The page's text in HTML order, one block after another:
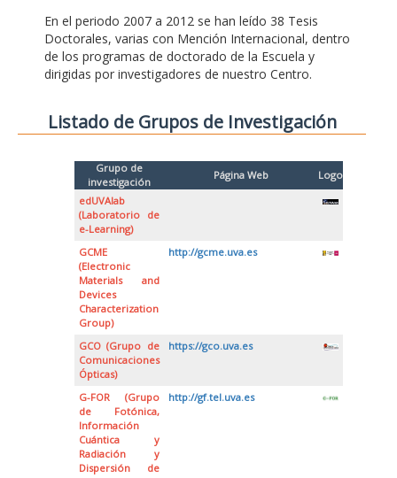
En el periodo 2007 a 2012 se han leído 38 Tesis
Doctorales, varias con Mención Internacional, dentro
de los programas de doctorado de la Escuela y
dirigidas por investigadores de nuestro Centro.
Listado de Grupos de Investigación
Grupo de
investigación
Página Web
Logo
edUVAlab
(Laboratorio de
e-Learning)
GCME
(Electronic
Materials and
Devices
Characterization
Group)
http://gcme.uva.es
GCO (Grupo de
Comunicaciones
Ópticas)
https://gco.uva.es
G-FOR (Grupo
de Fotónica,
Información
Cuántica y
Radiación y
Dispersión de
http://gf.tel.uva.es